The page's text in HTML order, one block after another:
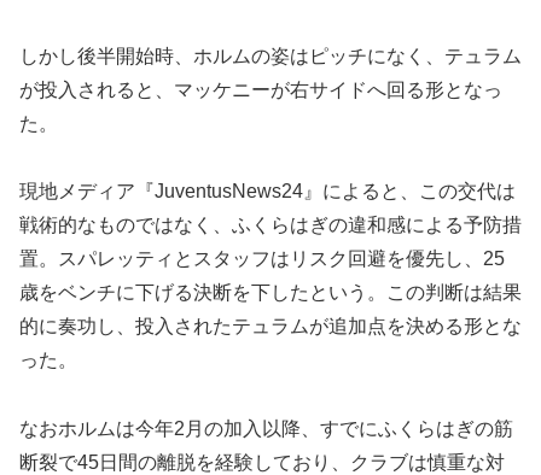
しかし後半開始時、ホルムの姿はピッチになく、テュラム
が投入されると、マッケニーが右サイドへ回る形となっ
た。
現地メディア『JuventusNews24』によると、この交代は
戦術的なものではなく、ふくらはぎの違和感による予防措
置。スパレッティとスタッフはリスク回避を優先し、25
歳をベンチに下げる決断を下したという。この判断は結果
的に奏功し、投入されたテュラムが追加点を決める形とな
った。
なおホルムは今年2月の加入以降、すでにふくらはぎの筋
断裂で45日間の離脱を経験しており、クラブは慎重な対